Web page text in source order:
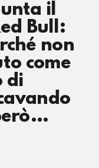
il
Bull:
non
come
di